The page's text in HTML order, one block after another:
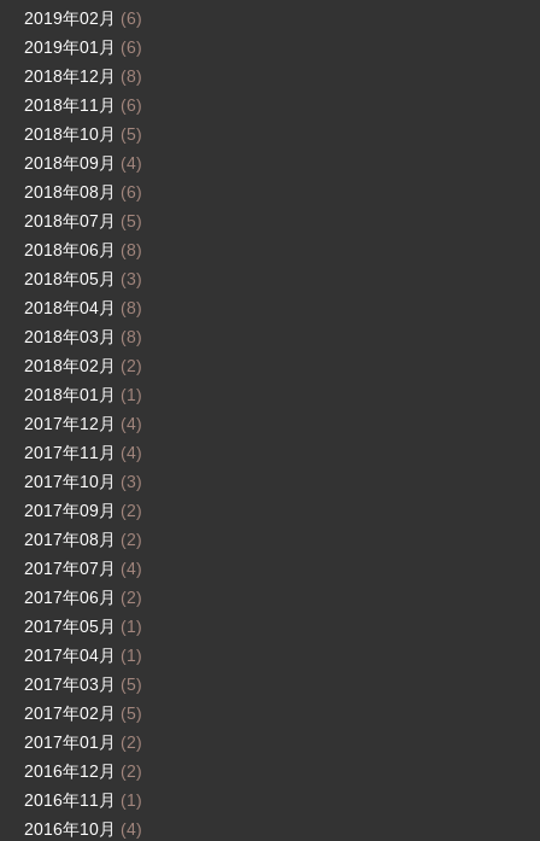
2019年02月 (6)
2019年01月 (6)
2018年12月 (8)
2018年11月 (6)
2018年10月 (5)
2018年09月 (4)
2018年08月 (6)
2018年07月 (5)
2018年06月 (8)
2018年05月 (3)
2018年04月 (8)
2018年03月 (8)
2018年02月 (2)
2018年01月 (1)
2017年12月 (4)
2017年11月 (4)
2017年10月 (3)
2017年09月 (2)
2017年08月 (2)
2017年07月 (4)
2017年06月 (2)
2017年05月 (1)
2017年04月 (1)
2017年03月 (5)
2017年02月 (5)
2017年01月 (2)
2016年12月 (2)
2016年11月 (1)
2016年10月 (4)